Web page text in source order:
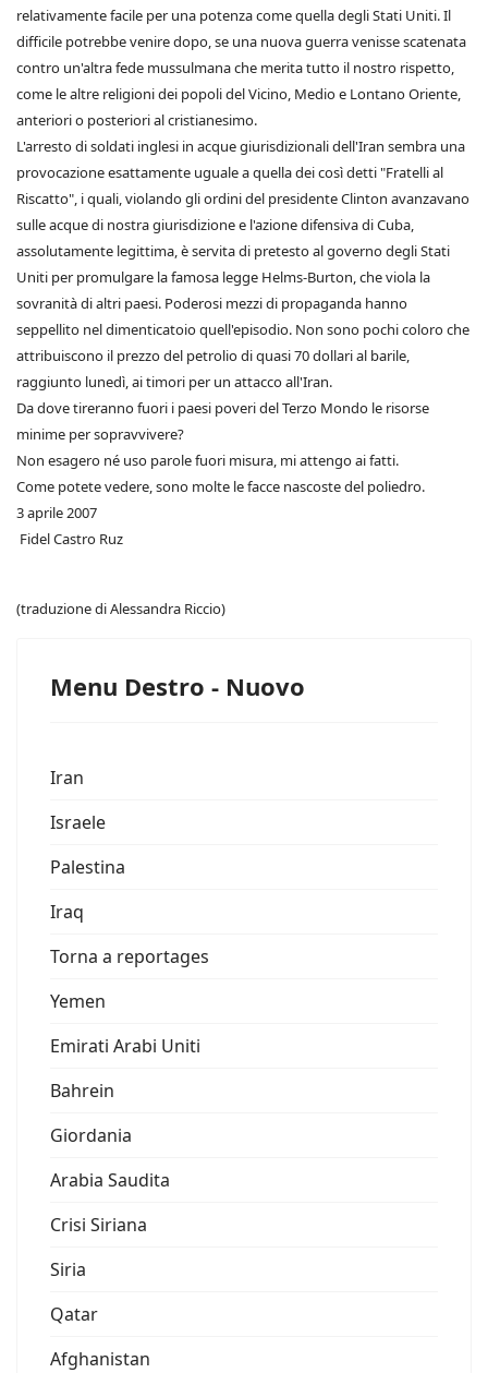
relativamente facile per una potenza come quella degli Stati Uniti. Il
difficile potrebbe venire dopo, se una nuova guerra venisse scatenata
contro un'altra fede mussulmana che merita tutto il nostro rispetto,
come le altre religioni dei popoli del Vicino, Medio e Lontano Oriente,
anteriori o posteriori al cristianesimo.
L'arresto di soldati inglesi in acque giurisdizionali dell'Iran sembra una
provocazione esattamente uguale a quella dei così detti "Fratelli al
Riscatto", i quali, violando gli ordini del presidente Clinton avanzavano
sulle acque di nostra giurisdizione e l'azione difensiva di Cuba,
assolutamente legittima, è servita di pretesto al governo degli Stati
Uniti per promulgare la famosa legge Helms-Burton, che viola la
sovranità di altri paesi. Poderosi mezzi di propaganda hanno
seppellito nel dimenticatoio quell'episodio. Non sono pochi coloro che
attribuiscono il prezzo del petrolio di quasi 70 dollari al barile,
raggiunto lunedì, ai timori per un attacco all'Iran.
Da dove tireranno fuori i paesi poveri del Terzo Mondo le risorse
minime per sopravvivere?
Non esagero né uso parole fuori misura, mi attengo ai fatti.
Come potete vedere, sono molte le facce nascoste del poliedro.
3 aprile 2007
Fidel Castro Ruz
(traduzione di Alessandra Riccio)
Menu Destro - Nuovo
Iran
Israele
Palestina
Iraq
Torna a reportages
Yemen
Emirati Arabi Uniti
Bahrein
Giordania
Arabia Saudita
Crisi Siriana
Siria
Qatar
Afghanistan